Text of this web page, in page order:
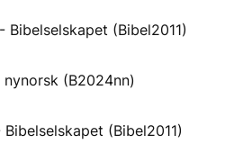
Bibelselskapet (Bibel2011)
(B2024nn)
Bibelselskapet (Bibel2011)